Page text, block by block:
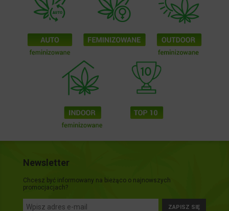
Newsletter
Chcesz być informowany na bieżąco o najnowszych
promocjacjach?
ZAPISZ SIĘ